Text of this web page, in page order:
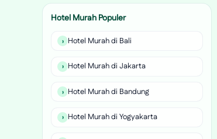
Hotel Murah Populer
Hotel Murah di Bali
Hotel Murah di Jakarta
Hotel Murah di Bandung
Hotel Murah di Yogyakarta